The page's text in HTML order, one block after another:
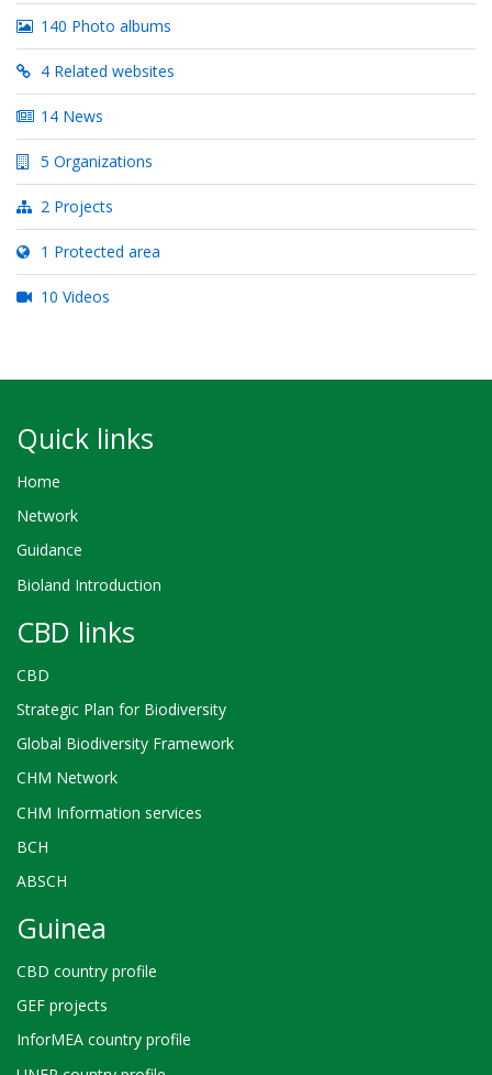
140 Photo albums
4 Related websites
14 News
5 Organizations
2 Projects
1 Protected area
10 Videos
Quick links
Home
Network
Guidance
Bioland Introduction
CBD links
CBD
Strategic Plan for Biodiversity
Global Biodiversity Framework
CHM Network
CHM Information services
BCH
ABSCH
Guinea
CBD country profile
GEF projects
InforMEA country profile